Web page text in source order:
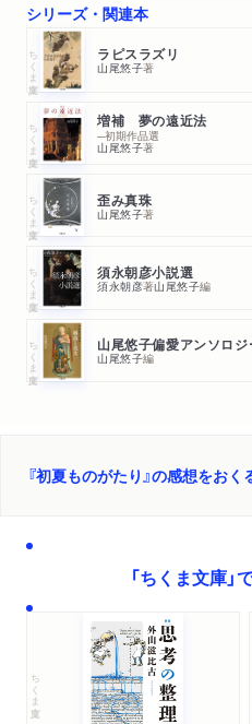
シリーズ・関連本
ちくま文庫 ラピスラズリ
山尾悠子著
ちくま文庫 増補 夢の遠近法
─初期作品選
山尾悠子著
ちくま文庫 歪み真珠
山尾悠子著
ちくま文庫 須永朝彦小説選
須永朝彦著山尾悠子編
ちくま文庫 山尾悠子偏愛アンソロ
山尾悠子編
『初夏ものがたり』の感想をおく
「ちくま文庫
ちくま文庫